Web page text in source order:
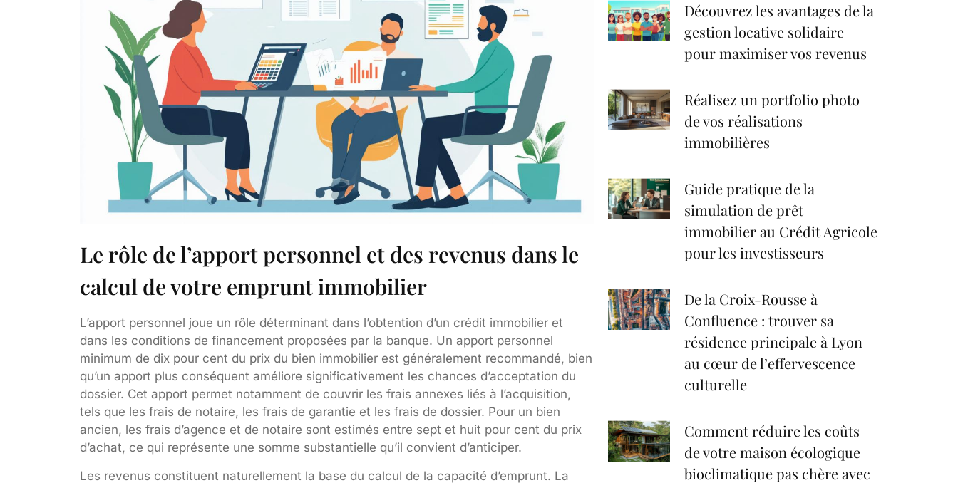
Le rôle de l’apport personnel et des revenus dans le
calcul de votre emprunt immobilier
L’apport personnel joue un rôle déterminant dans l’obtention d’un crédit immobilier et
dans les conditions de financement proposées par la banque. Un apport personnel
minimum de dix pour cent du prix du bien immobilier est généralement recommandé, bien
qu’un apport plus conséquent améliore significativement les chances d’acceptation du
dossier. Cet apport permet notamment de couvrir les frais annexes liés à l’acquisition,
tels que les frais de notaire, les frais de garantie et les frais de dossier. Pour un bien
ancien, les frais d’agence et de notaire sont estimés entre sept et huit pour cent du prix
d’achat, ce qui représente une somme substantielle qu’il convient d’anticiper.
Les revenus constituent naturellement la base du calcul de la capacité d’emprunt. La
Découvrez les avantages de la
gestion locative solidaire
pour maximiser vos revenus
Réalisez un portfolio photo
de vos réalisations
immobilières
Guide pratique de la
simulation de prêt
immobilier au Crédit Agricole
pour les investisseurs
De la Croix-Rousse à
Confluence : trouver sa
résidence principale à Lyon
au cœur de l’effervescence
culturelle
Comment réduire les coûts
de votre maison écologique
bioclimatique pas chère avec